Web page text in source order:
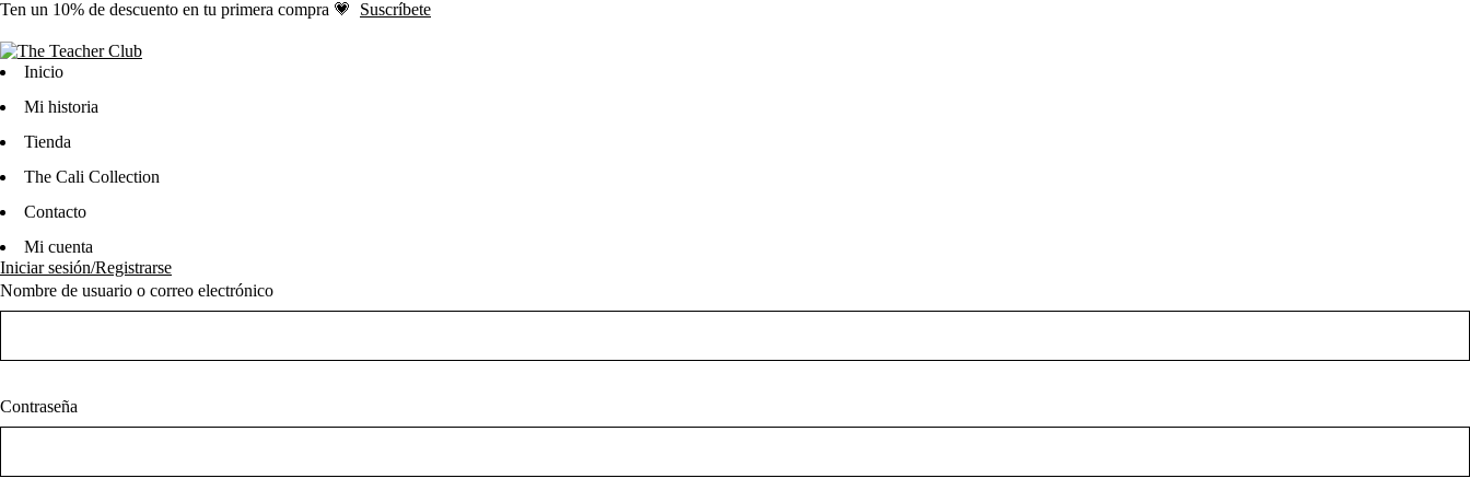
Ten un 10% de descuento en tu primera compra 💗 Suscríbete
Inicio
Mi historia
Tienda
The Cali Collection
Contacto
Mi cuenta
Iniciar sesión/Registrarse
Nombre de usuario o correo electrónico
Contraseña